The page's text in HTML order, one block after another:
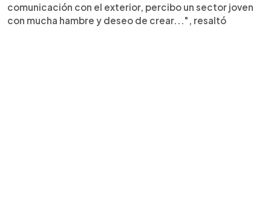
comunicación con el exterior, percibo un sector joven
con mucha hambre y deseo de crear...", resaltó